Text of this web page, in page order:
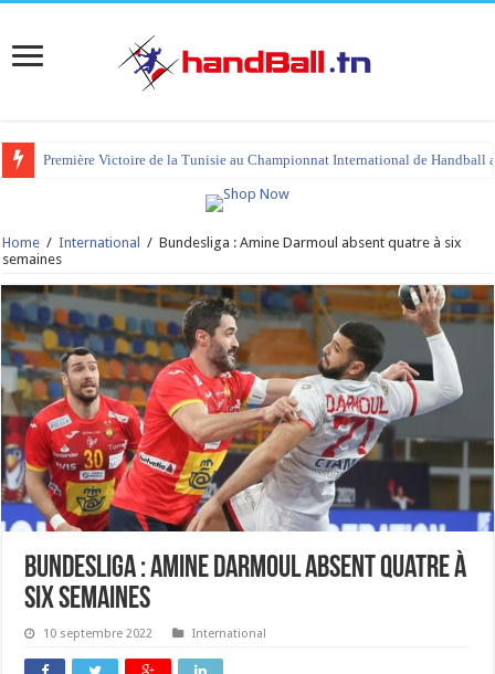
Première Victoire de la Tunisie au Championnat International de Handball
Home / International / Bundesliga : Amine Darmoul absent quatre à six
semaines
Bundesliga : Amine Darmoul absent quatre à
six semaines
10 septembre 2022 International